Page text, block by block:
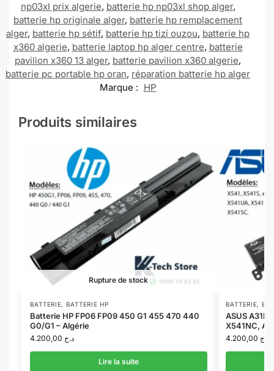
np03xl prix algerie, batterie hp np03xl shop alger,
batterie hp originale alger, batterie hp remplacement
alger, batterie hp sétif, batterie hp tizi ouzou, batterie hp
x360 algerie, batterie laptop hp alger centre, batterie
pavilion x360 13 alger, batterie pavilion x360 algerie,
batterie pc portable hp oran, réparation batterie hp alger
Marque : HP
Produits similaires
Rupture de stock
BATTERIE, BATTERIE HP
Batterie HP FP06 FP09 450 G1 455 470 440
G0/G1 – Algérie
د.ج
Lire la suite
BATTERIE,
ASUS
X541NC,
د.ج